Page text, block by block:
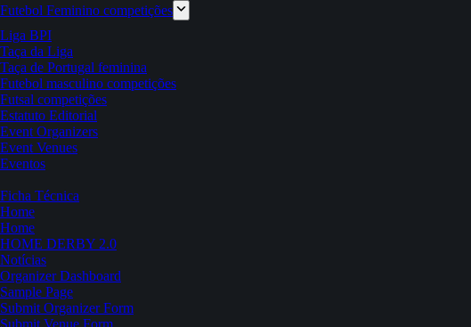
Futebol Feminino competições
Liga BPI
Taça da Liga
Taça de Portugal feminina
Futebol masculino competições
Futsal competições
Estatuto Editorial
Event Organizers
Event Venues
Eventos
Ficha Técnica
Home
Home
HOME DERBY 2.0
Notícias
Organizer Dashboard
Sample Page
Submit Organizer Form
Submit Venue Form